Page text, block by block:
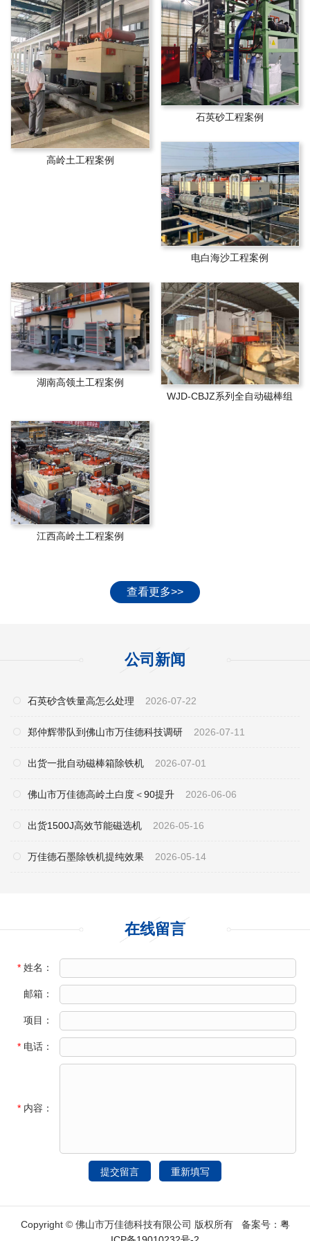
高岭土工程案例
石英砂工程案例
电白海沙工程案例
湖南高领土工程案例
WJD-CBJZ系列全自动磁棒组
江西高岭土工程案例
查看更多>>
公司新闻
石英砂含铁量高怎么处理 2026-07-22
郑仲辉带队到佛山市万佳德科技调研 2026-07-11
出货一批自动磁棒箱除铁机 2026-07-01
佛山市万佳德高岭土白度＜90提升 2026-06-06
出货1500J高效节能磁选机 2026-05-16
万佳德石墨除铁机提纯效果 2026-05-14
在线留言
* 姓名：
邮箱：
项目：
* 电话：
* 内容：
Copyright © 佛山市万佳德科技有限公司 版权所有 备案号： 粤